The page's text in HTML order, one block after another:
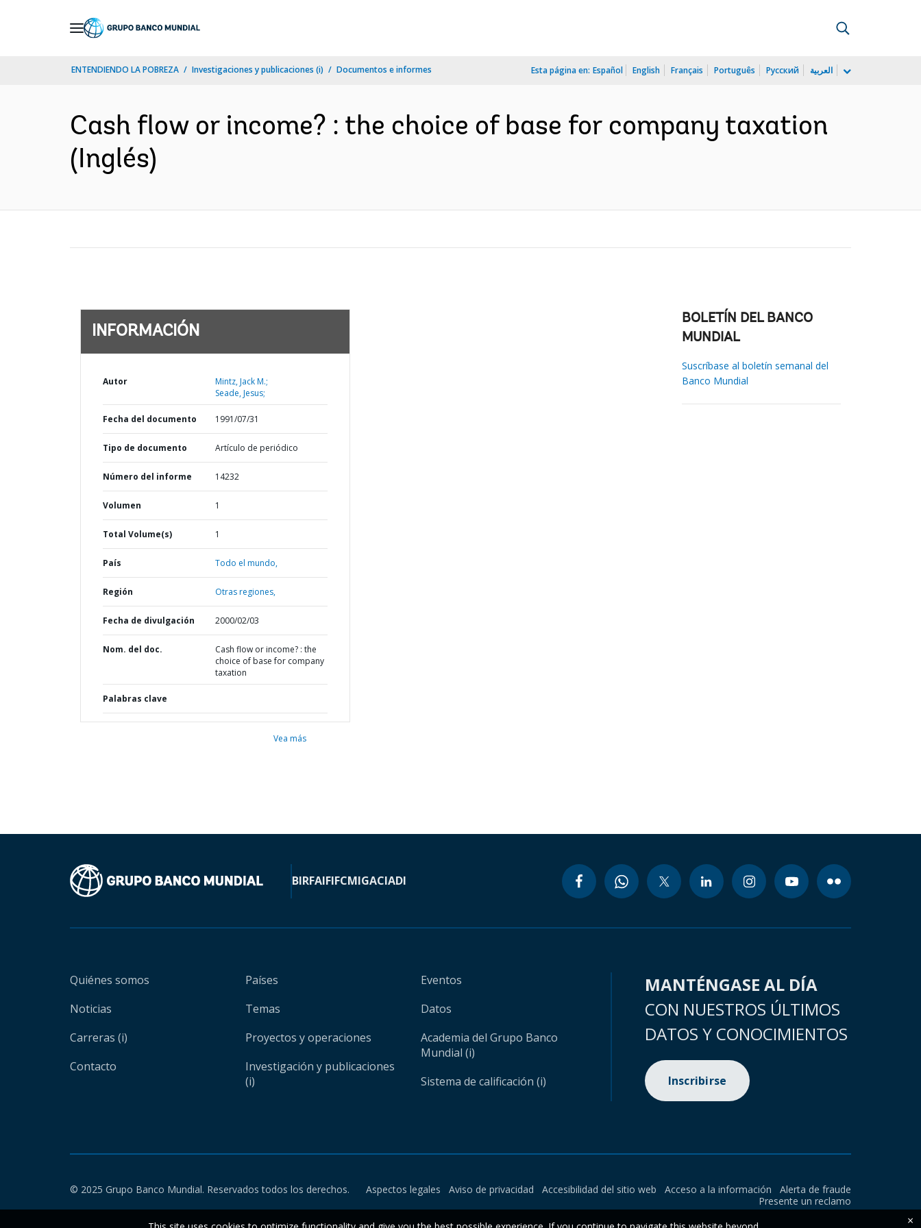
ENTENDIENDO LA POBREZA Investigaciones y publicaciones (i) Documentos e informes Esta página en: Español English Français Português Русский العربية
Cash flow or income? : the choice of base for company taxation
(Inglés)
INFORMACIÓN
Autor
Mintz, Jack M.;
Seade, Jesus;
Fecha del documento 1991/07/31
Tipo de documento Artículo de periódico
Número del informe 14232
Volumen 1
Total Volume(s) 1
País Todo el mundo,
Región Otras regiones,
Fecha de divulgación 2000/02/03
Nom. del doc.
Cash flow or income? : the
choice of base for company
taxation
Palabras clave
Vea más
BOLETÍN DEL BANCO
MUNDIAL
Suscríbase al boletín semanal del
Banco Mundial
BIRFAIFIFCMIGACIADI
Quiénes somos
Noticias
Carreras (i)
Contacto
Países
Temas
Proyectos y operaciones
Investigación y publicaciones
(i)
Eventos
Datos
Academia del Grupo Banco
Mundial (i)
Sistema de calificación (i)
MANTÉNGASE AL DÍA
CON NUESTROS ÚLTIMOS
DATOS Y CONOCIMIENTOS
Inscribirse
© 2025 Grupo Banco Mundial. Reservados todos los derechos. Aspectos legales Aviso de privacidad Accesibilidad del sitio web Acceso a la información
Alerta de fraude
Presente un reclamo
×